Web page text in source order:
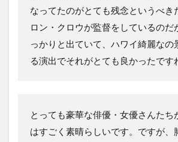
なってたのがとても残念というべき
ロン・クロウが監督をしているのだ
っかりと出ていて、ハワイ綺麗なの
る演出でそれがとても良かったです
とっても豪華な俳優・女優さんたち
はすごく素晴らしいです。ですが、